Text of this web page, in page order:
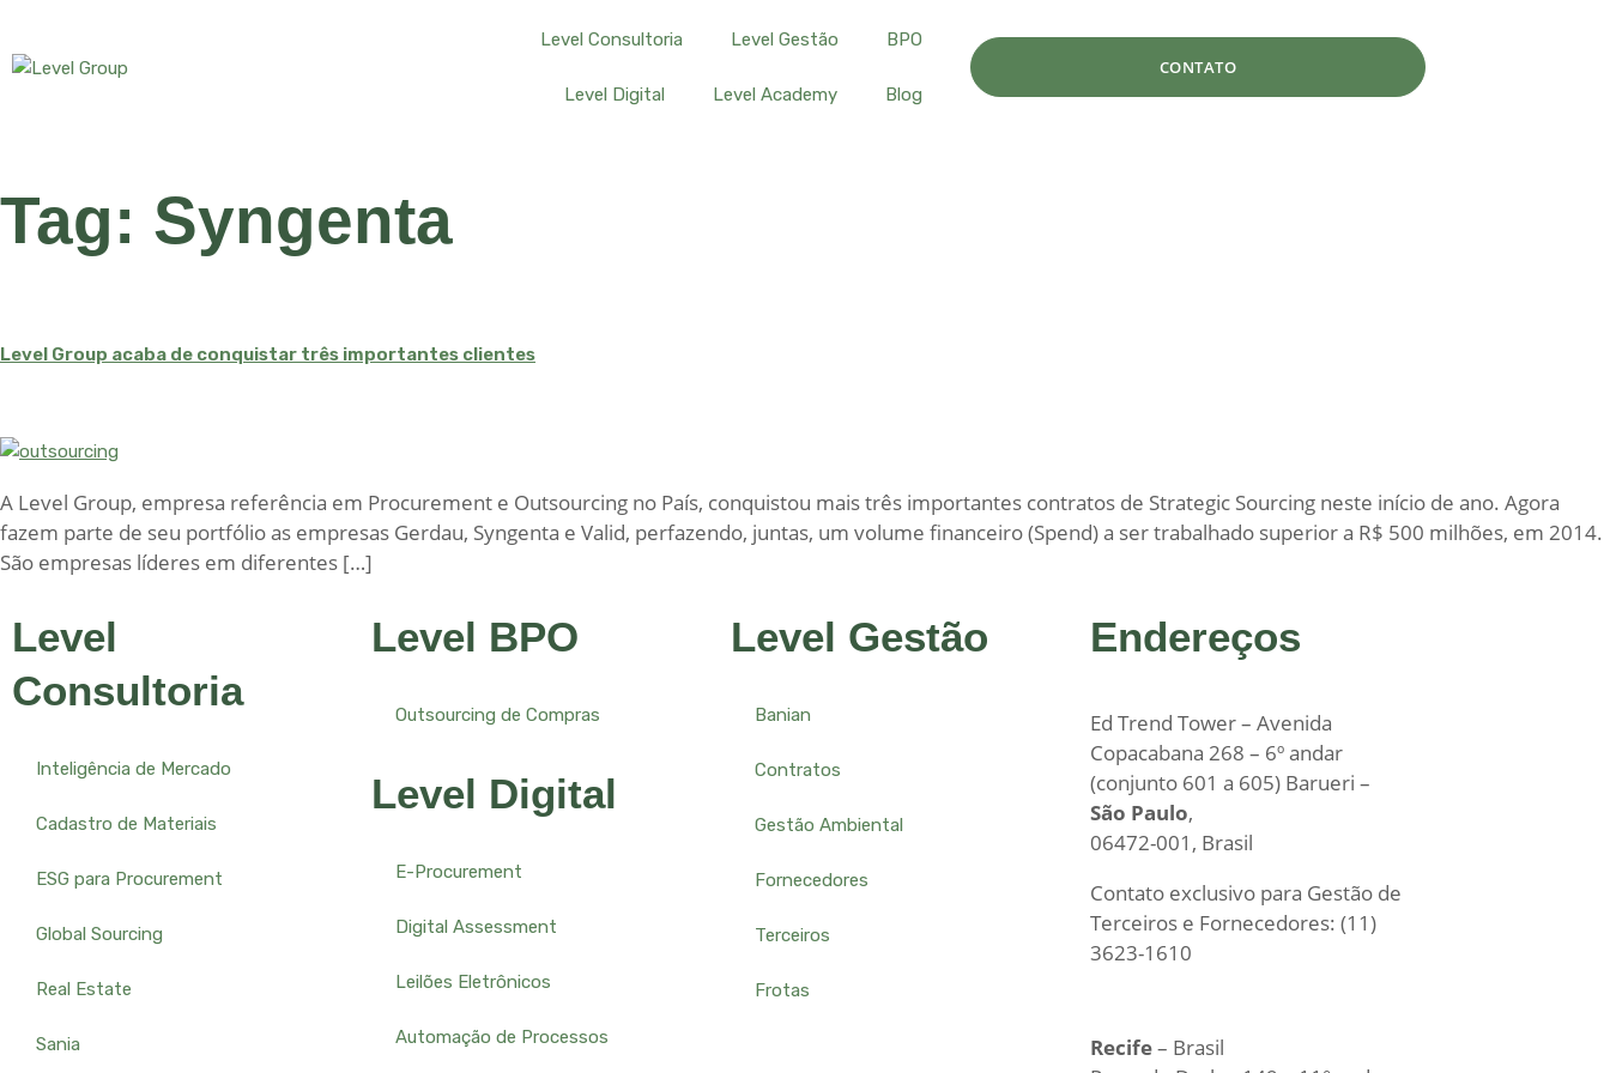
Level Consultoria Level Gestão BPO
Level Digital Level Academy Blog
CONTATO
Tag: Syngenta
Level Group acaba de conquistar três importantes clientes
A Level Group, empresa referência em Procurement e Outsourcing no País, conquistou mais três importantes contratos de Strategic Sourcing neste início de ano. Agora
fazem parte de seu portfólio as empresas Gerdau, Syngenta e Valid, perfazendo, juntas, um volume financeiro (Spend) a ser trabalhado superior a R$ 500 milhões, em 2014.
São empresas líderes em diferentes […]
Level
Consultoria
Inteligência de Mercado
Cadastro de Materiais
ESG para Procurement
Global Sourcing
Real Estate
Sania
Level BPO
Outsourcing de Compras
Level Digital
E-Procurement
Digital Assessment
Leilões Eletrônicos
Automação de Processos
Level Gestão
Banian
Contratos
Gestão Ambiental
Fornecedores
Terceiros
Frotas
Endereços
Ed Trend Tower – Avenida
Copacabana 268 – 6º andar
(conjunto 601 a 605) Barueri –
São Paulo,
06472-001, Brasil
Contato exclusivo para Gestão de
Terceiros e Fornecedores: (11)
3623-1610
Recife– Brasil